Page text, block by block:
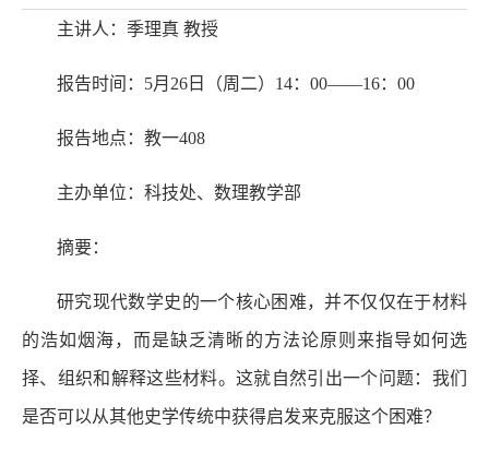
主讲人：季理真 教授
报告时间：5月26日（周二）14：00——16：00
报告地点：教一408
主办单位：科技处、数理教学部
摘要：
研究现代数学史的一个核心困难，并不仅仅在于材料
的浩如烟海，而是缺乏清晰的方法论原则来指导如何选
择、组织和解释这些材料。这就自然引出一个问题：我们
是否可以从其他史学传统中获得启发来克服这个困难？